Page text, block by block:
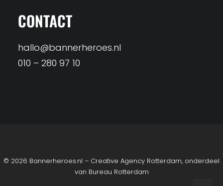
CONTACT
hallo@bannerheroes.nl
010 – 280 97 10
© 2026 Bannerheroes.nl – Creative Agency Rotterdam, onderdeel
van Bureau Rotterdam